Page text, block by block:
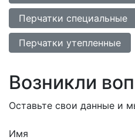
Перчатки специальные
Перчатки утепленные
Возникли
Оставьте свои данные и
Имя